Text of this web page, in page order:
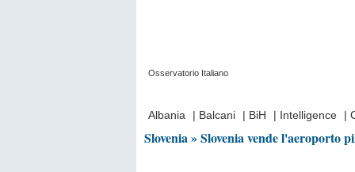
Osservatorio Italiano
Albania
| Balcani | BiH | Intelligence |
Slovenia » Slovenia vende l'aeroporto